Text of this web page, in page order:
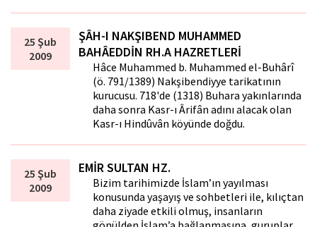
25 Şub
2009
ŞÂH-I NAKŞIBEND MUHAMMED
BAHÂEDDİN RH.A HAZRETLERİ
Hâce Muhammed b. Muhammed el-Buhârî
(ö. 791/1389) Nakşibendiyye tarikatının
kurucusu. 718'de (1318) Buhara yakınlarında
daha sonra Kasr-ı Ârifân adını alacak olan
Kasr-ı Hindûvân köyünde doğdu.
25 Şub
2009
EMİR SULTAN HZ.
Bizim tarihimizde İslam’ın yayılması
konusunda yaşayış ve sohbetleri ile, kılıçtan
daha ziyade etkili olmuş, insanların